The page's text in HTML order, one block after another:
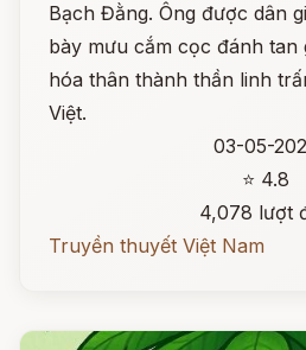
Bạch Đằng. Ông được dân
bày mưu cắm cọc đánh tan
hóa thân thành thần linh
Việt.
03-05-
⭐ 4.8
4,078 lượt
Truyền thuyết Việt Nam